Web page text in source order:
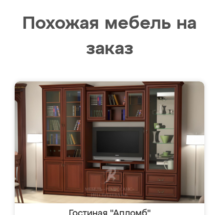
Похожая мебель на
заказ